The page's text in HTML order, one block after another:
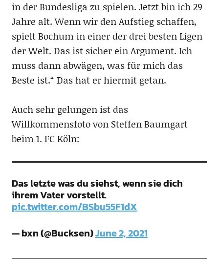
in der Bundesliga zu spielen. Jetzt bin ich 29
Jahre alt. Wenn wir den Aufstieg schaffen,
spielt Bochum in einer der drei besten Ligen
der Welt. Das ist sicher ein Argument. Ich
muss dann abwägen, was für mich das
Beste ist.“ Das hat er hiermit getan.
Auch sehr gelungen ist das
Willkommensfoto von Steffen Baumgart
beim 1. FC Köln:
Das letzte was du siehst, wenn sie dich
ihrem Vater vorstellt.
pic.twitter.com/BSbu55F1dX
— bxn (@Bucksen)June 2, 2021